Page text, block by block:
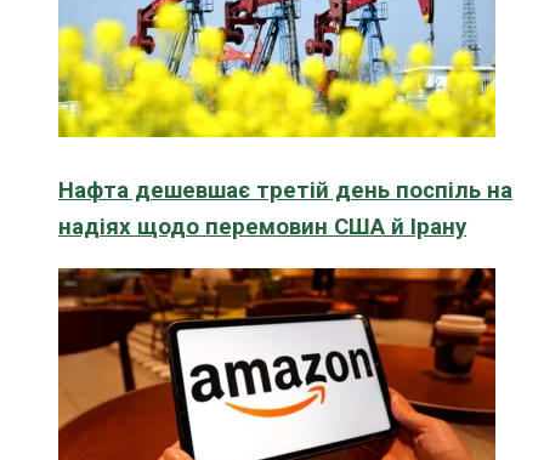
Нафта дешевшає третій день поспіль на
надіях щодо перемовин США й Ірану